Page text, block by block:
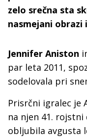
zelo srečna sta
nasmejani
Jennifer Aniston
par leta 2011,
sodelovala pri
Prisrčni igralec je
na njen 41.
obljubila avgusta